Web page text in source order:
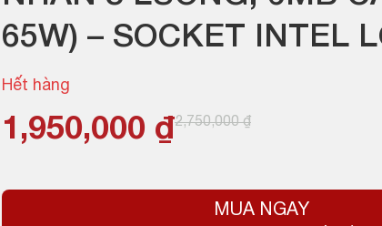
65W) – SOCKET INTEL
Hết hàng
2,750,000₫
Giá
là:
1,950,000 ₫
Giá
tại
MUA NGAY